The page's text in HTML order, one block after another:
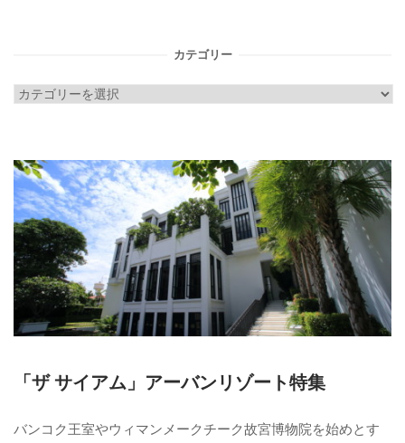
カテゴリー
カ
リ
ー
「ザ サイアム」アーバンリゾート特集
バンコク王室やウィマンメークチーク故宮博物院を始めとす